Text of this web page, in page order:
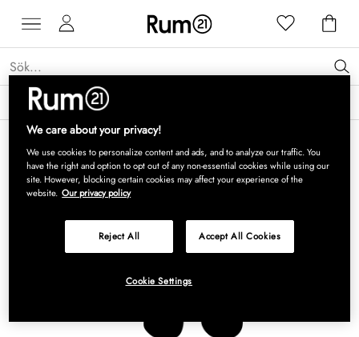
Få 15 % rabatt på Grythyttan Stålmöbler* →
We care about your privacy!
We use cookies to personalize content and ads, and to analyze our traffic. You
have the right and option to opt out of any non-essential cookies while using our
site. However, blocking certain cookies may affect your experience of the
website. Our privacy policy
Reject All Accept All Cookies
Cookie Settings